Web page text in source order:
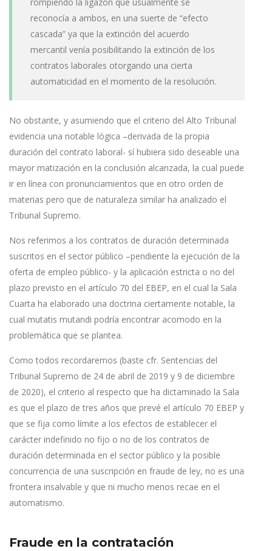
rompiendo la ligazón que usualmente se
reconocía a ambos, en una suerte de “efecto
cascada” ya que la extinción del acuerdo
mercantil venía posibilitando la extinción de los
contratos laborales otorgando una cierta
automaticidad en el momento de la resolución.
No obstante, y asumiendo que el criterio del Alto Tribunal
evidencia una notable lógica –derivada de la propia
duración del contrato laboral- sí hubiera sido deseable una
mayor matización en la conclusión alcanzada, la cual puede
ir en línea con pronunciamientos que en otro orden de
materias pero que de naturaleza similar ha analizado el
Tribunal Supremo.
Nos referimos a los contratos de duración determinada
suscritos en el sector público –pendiente la ejecución de la
oferta de empleo público- y la aplicación estricta o no del
plazo previsto en el artículo 70 del EBEP, en el cual la Sala
Cuarta ha elaborado una doctrina ciertamente notable, la
cual mutatis mutandi podría encontrar acomodo en la
problemática que se plantea.
Como todos recordaremos (baste cfr. Sentencias del
Tribunal Supremo de 24 de abril de 2019 y 9 de diciembre
de 2020), el criterio al respecto que ha dictaminado la Sala
es que el plazo de tres años que prevé el artículo 70 EBEP y
que se fija como límite a los efectos de establecer el
carácter indefinido no fijo o no de los contratos de
duración determinada en el sector público y la posible
concurrencia de una suscripción en fraude de ley, no es una
frontera insalvable y que ni mucho menos recae en el
automatismo.
Fraude en la contratación